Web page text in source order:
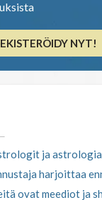
NYT!
ja astrologia
harjoittaa
ovat meediot ja